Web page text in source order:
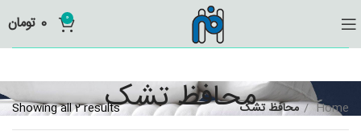
0
0 تومان
محافظ تشک Home محافظ تشک
Showing all 2 results